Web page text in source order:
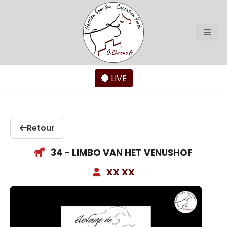
🔴 LIVE
Retour
34 - LIMBO VAN HET VENUSHOF
XX XX